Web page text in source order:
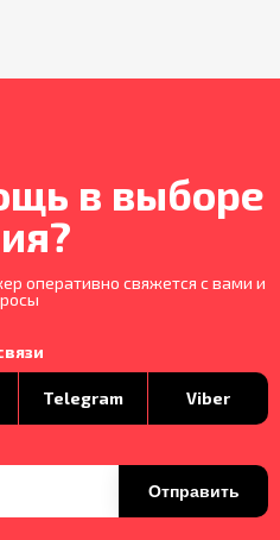
в выборе
оперативно свяжется с вами и
Telegram Viber
Отправить